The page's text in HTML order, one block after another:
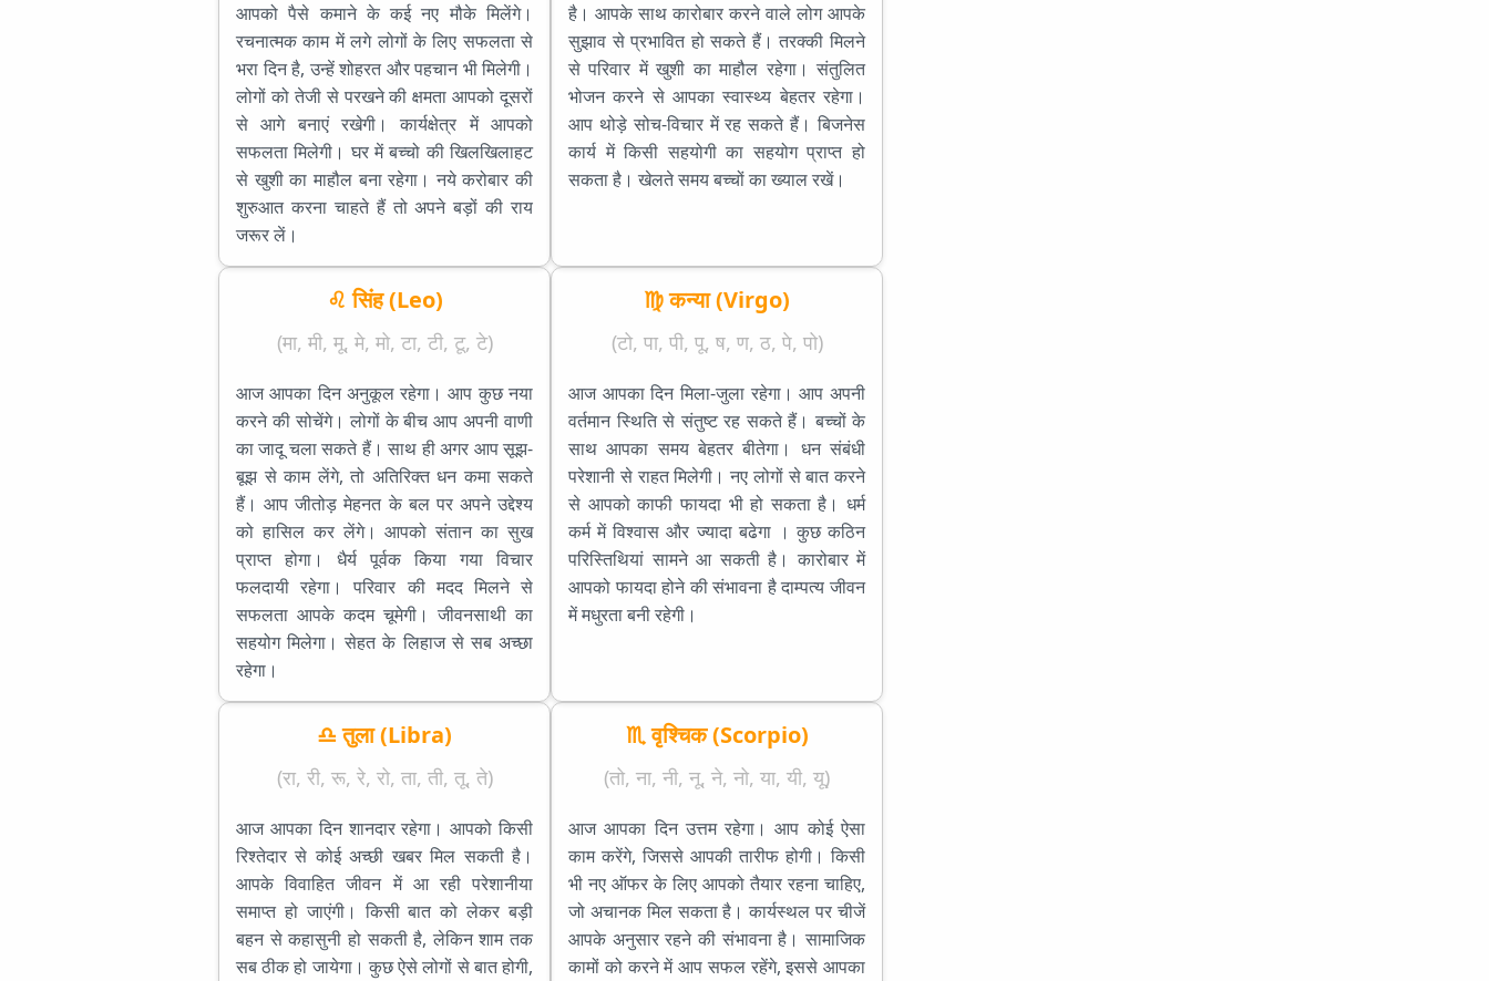
आपको पैसे कमाने के कई नए मौके मिलेंगे।
रचनात्मक काम में लगे लोगों के लिए सफलता से
भरा दिन है, उन्हें शोहरत और पहचान भी मिलेगी।
लोगों को तेजी से परखने की क्षमता आपको दूसरों
से आगे बनाएं रखेगी। कार्यक्षेत्र में आपको
सफलता मिलेगी। घर में बच्चो की खिलखिलाहट
से खुशी का माहौल बना रहेगा। नये करोबार की
शुरुआत करना चाहते हैं तो अपने बड़ों की राय
जरूर लें।
है। आपके साथ कारोबार करने वाले लोग आपके
सुझाव से प्रभावित हो सकते हैं। तरक्की मिलने
से परिवार में खुशी का माहौल रहेगा। संतुलित
भोजन करने से आपका स्वास्थ्य बेहतर रहेगा।
आप थोड़े सोच-विचार में रह सकते हैं। बिजनेस
कार्य में किसी सहयोगी का सहयोग प्राप्त हो
सकता है। खेलते समय बच्चों का ख्याल रखें।
♌ सिंह (Leo)
(मा, मी, मू, मे, मो, टा, टी, टू, टे)
आज आपका दिन अनुकूल रहेगा। आप कुछ नया
करने की सोचेंगे। लोगों के बीच आप अपनी वाणी
का जादू चला सकते हैं। साथ ही अगर आप सूझ-
बूझ से काम लेंगे, तो अतिरिक्त धन कमा सकते
हैं। आप जीतोड़ मेहनत के बल पर अपने उद्देश्य
को हासिल कर लेंगे। आपको संतान का सुख
प्राप्त होगा। धैर्य पूर्वक किया गया विचार
फलदायी रहेगा। परिवार की मदद मिलने से
सफलता आपके कदम चूमेगी। जीवनसाथी का
सहयोग मिलेगा। सेहत के लिहाज से सब अच्छा
रहेगा।
♍ कन्या (Virgo)
(टो, पा, पी, पू, ष, ण, ठ, पे, पो)
आज आपका दिन मिला-जुला रहेगा। आप अपनी
वर्तमान स्थिति से संतुष्ट रह सकते हैं। बच्चों के
साथ आपका समय बेहतर बीतेगा। धन संबंधी
परेशानी से राहत मिलेगी। नए लोगों से बात करने
से आपको काफी फायदा भी हो सकता है। धर्म
कर्म में विश्वास और ज्यादा बढेगा । कुछ कठिन
परिस्तिथियां सामने आ सकती है। कारोबार में
आपको फायदा होने की संभावना है दाम्पत्य जीवन
में मधुरता बनी रहेगी।
♎ तुला (Libra)
(रा, री, रू, रे, रो, ता, ती, तू, ते)
आज आपका दिन शानदार रहेगा। आपको किसी
रिश्तेदार से कोई अच्छी खबर मिल सकती है।
आपके विवाहित जीवन में आ रही परेशानीया
समाप्त हो जाएंगी। किसी बात को लेकर बड़ी
बहन से कहासुनी हो सकती है, लेकिन शाम तक
सब ठीक हो जायेगा। कुछ ऐसे लोगों से बात होगी,
♏ वृश्चिक (Scorpio)
(तो, ना, नी, नू, ने, नो, या, यी, यू)
आज आपका दिन उत्तम रहेगा। आप कोई ऐसा
काम करेंगे, जिससे आपकी तारीफ होगी। किसी
भी नए ऑफर के लिए आपको तैयार रहना चाहिए,
जो अचानक मिल सकता है। कार्यस्थल पर चीजें
आपके अनुसार रहने की संभावना है। सामाजिक
कामों को करने में आप सफल रहेंगे, इससे आपका